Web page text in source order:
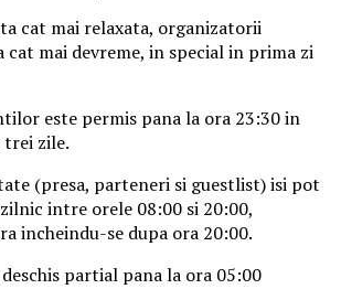
cat mai relaxata, organizatorii
cat mai devreme, in special in prima zi
este permis pana la ora 23:30 in
zile.
(presa, parteneri si guestlist) isi pot
intre orele 08:00 si 20:00,
incheindu-se dupa ora 20:00.
partial pana la ora 05:00